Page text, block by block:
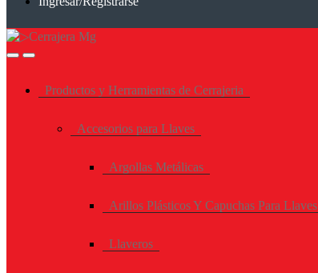
Productos y Herramientas de Cerrajeria
Accesorios para Llaves
Argollas Metálicas
Arillos Plásticos Y Capuchas Para Llaves
Llaveros